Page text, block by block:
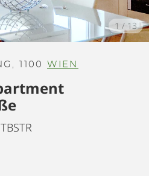
1 / 13
1100 WIEN